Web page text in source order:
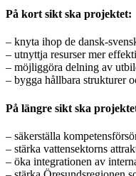
På kort sikt ska projektet:
– knyta ihop de
– utnyttja resurser mer
– möjliggöra delning av
– bygga hållbara strukturer
På längre sikt ska
– säkerställa
– stärka vattensektorns
– öka integrationen av